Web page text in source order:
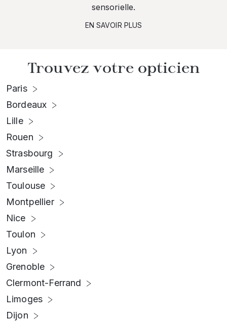
sensorielle.
EN SAVOIR PLUS
Trouvez votre opticien
Paris
Bordeaux
Lille
Rouen
Strasbourg
Marseille
Toulouse
Montpellier
Nice
Toulon
Lyon
Grenoble
Clermont-Ferrand
Limoges
Dijon